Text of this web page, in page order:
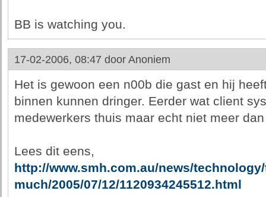
BB is watching you.
17-02-2006, 08:47 door Anoniem
Het is gewoon een n00b die gast en hij
binnen kunnen dringer. Eerder wat client
medewerkers thuis maar echt niet meer
Lees dit eens,
http://www.smh.com.au/news/
much/2005/07/12/1120934245512.html